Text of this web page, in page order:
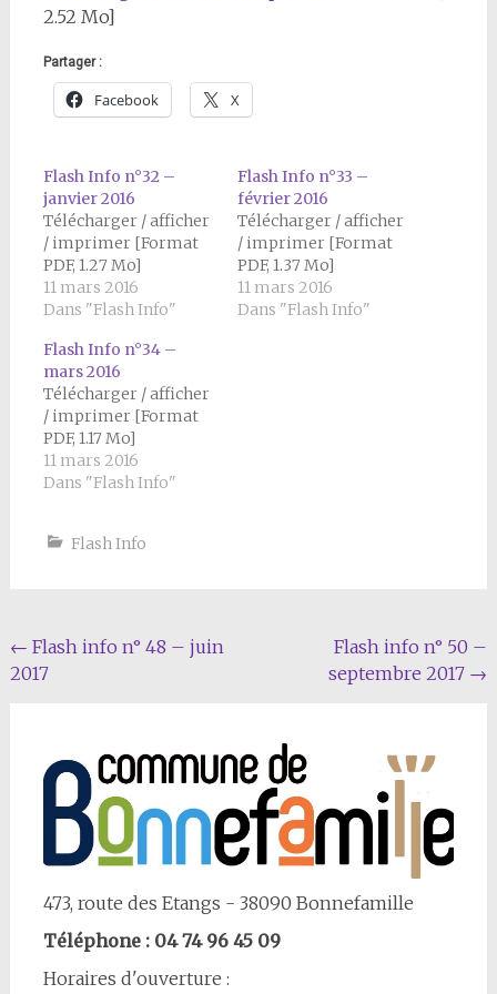
2.52 Mo]
Partager :
Facebook X
Flash Info n°32 –
janvier 2016
Télécharger / afficher
/ imprimer [Format
PDF, 1.27 Mo]
11 mars 2016
Dans "Flash Info"
Flash Info n°33 –
février 2016
Télécharger / afficher
/ imprimer [Format
PDF, 1.37 Mo]
11 mars 2016
Dans "Flash Info"
Flash Info n°34 –
mars 2016
Télécharger / afficher
/ imprimer [Format
PDF, 1.17 Mo]
11 mars 2016
Dans "Flash Info"
Flash Info
Navigation
Article
← Flash info n° 48 – juin
2017
Flash info n° 50 –
septembre 2017 →
473, route des Etangs - 38090 Bonnefamille
Téléphone : 04 74 96 45 09
Horaires d'ouverture :